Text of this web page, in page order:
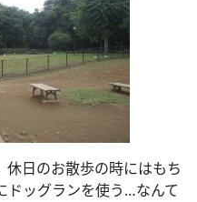
日のお散歩の時にはもち
ドッグランを使う…なんて